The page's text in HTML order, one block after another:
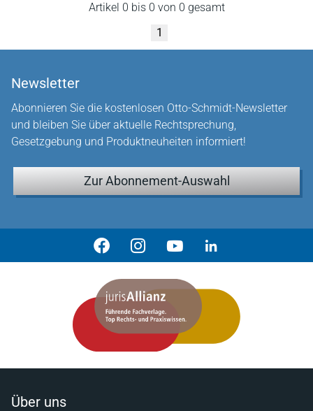
Artikel 0 bis 0 von 0 gesamt
1
Newsletter
Abonnieren Sie die kostenlosen Otto-Schmidt-Newsletter
und bleiben Sie über aktuelle Rechtsprechung,
Gesetzgebung und Produktneuheiten informiert!
Zur Abonnement-Auswahl
Über uns